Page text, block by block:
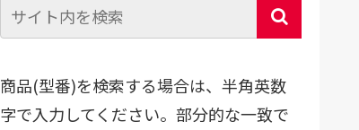
商品(型番)を検索する場合は、半角英数
字で入力してください。部分的な一致で